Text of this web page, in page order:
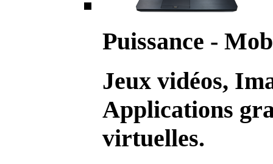
Puissance -
Jeux vidéos,
Applications
virtuelles.